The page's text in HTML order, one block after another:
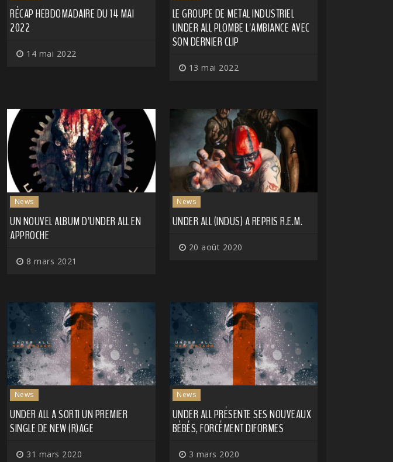
RÉCAP HEBDOMADAIRE DU 14 MAI
2022
14 mai 2022
LE GROUPE DE METAL INDUSTRIEL
UNDER ALL PLOMBE L'AMBIANCE AVEC
SON DERNIER CLIP
13 mai 2022
News
UN NOUVEL ALBUM D'UNDER ALL EN
APPROCHE
8 mars 2021
News
UNDER ALL (INDUS) A REPRIS R.E.M.
20 août 2020
News
UNDER ALL A SORTI UN PREMIER
SINGLE DE NEW (R)AGE
31 mars 2020
News
UNDER ALL PRÉSENTE SES NOUVEAUX
BÉBÉS, FORCÉMENT DIFORMES
3 mars 2020